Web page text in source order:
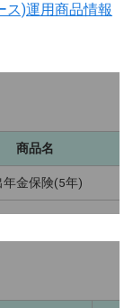
ス)運用商品情報
商品名
金保険(5年)